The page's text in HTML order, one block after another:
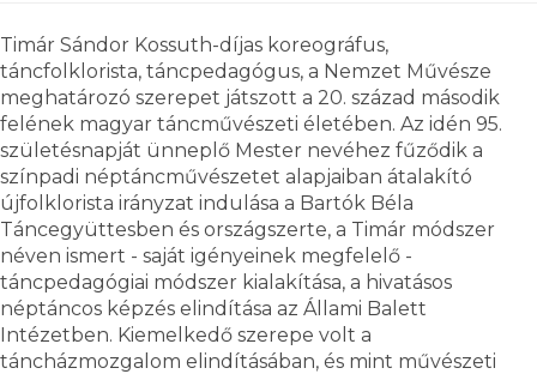
Timár Sándor Kossuth-díjas koreográfus,
táncfolklorista, táncpedagógus, a Nemzet Művésze
meghatározó szerepet játszott a 20. század második
felének magyar táncművészeti életében. Az idén 95.
születésnapját ünneplő Mester nevéhez fűződik a
színpadi néptáncművészetet alapjaiban átalakító
újfolklorista irányzat indulása a Bartók Béla
Táncegyüttesben és országszerte, a Timár módszer
néven ismert - saját igényeinek megfelelő -
táncpedagógiai módszer kialakítása, a hivatásos
néptáncos képzés elindítása az Állami Balett
Intézetben. Kiemelkedő szerepe volt a
táncházmozgalom elindításában, és mint művészeti